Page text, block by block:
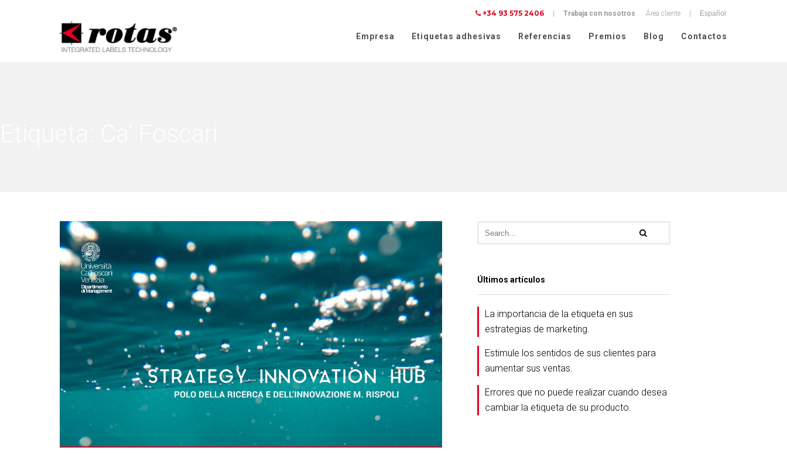
+34 93 575 2406 Trabaja con nosotros Área cliente
Empresa Etiquetas adhesivas Referencias Premios Blog Contactos
Últimos artículos
La importancia de la etiqueta en sus
estrategias de marketing.
Estimule los sentidos de sus clientes para
aumentar sus ventas.
Errores que no puede realizar cuando desea
cambiar la etiqueta de su producto.
Sus opciones de privacidad